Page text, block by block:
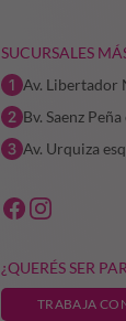
SUCURSALES
Av. Libertador
Bv. Saenz
Av. Urquiza
¿QUERÉS SER
TRABAJA